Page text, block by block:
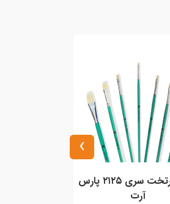
قلمو سرتخت سری ۲۱۲۵ پارس
آرت
›